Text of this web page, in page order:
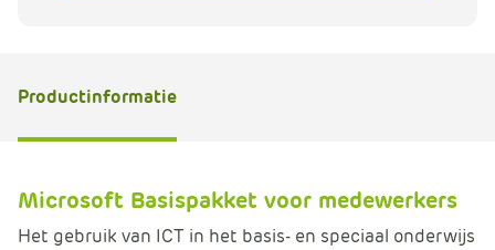
Productinformatie
Microsoft Basispakket voor medewerkers
Het gebruik van ICT in het basis- en speciaal onderwijs